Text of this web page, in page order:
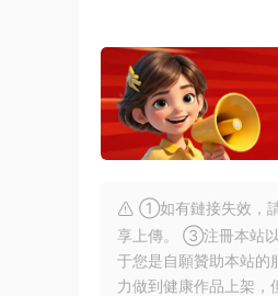
①如有鏈接失效，
享上傳。 ③注冊本站以
于您是自願贊助本站
力做到健康作品上架，